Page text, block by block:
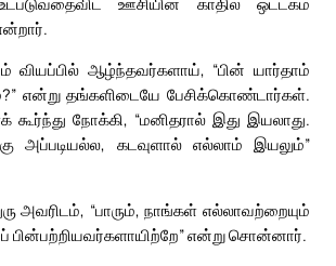
வியப்பில் ஆழ்ந்தவர்களாய், “பின் யார்தாம்
என்று தங்களிடையே பேசிக்கொண்டார்கள்.
நோக்கி, “மனிதரால் இது இயலாது.
அப்படியல்ல, கடவுளால் எல்லாம் இயலும்”
அவரிடம், “பாரும், நாங்கள் எல்லாவற்றையும்
பின்பற்றியவர்களாயிற்றே” என்று சொன்னார்.